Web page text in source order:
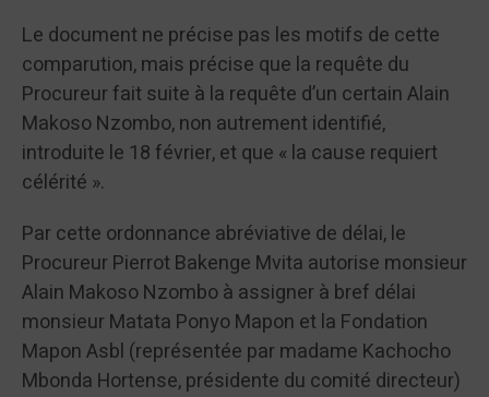
Le document ne précise pas les motifs de cette
comparution, mais précise que la requête du
Procureur fait suite à la requête d’un certain Alain
Makoso Nzombo, non autrement identifié,
introduite le 18 février, et que « la cause requiert
célérité ».
Par cette ordonnance abréviative de délai, le
Procureur Pierrot Bakenge Mvita autorise monsieur
Alain Makoso Nzombo à assigner à bref délai
monsieur Matata Ponyo Mapon et la Fondation
Mapon Asbl (représentée par madame Kachocho
Mbonda Hortense, présidente du comité directeur)